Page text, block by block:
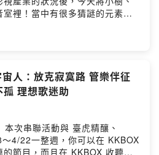
徐佑德／前娛樂重擊主編／無
林欣怡／台大外文、
roadtoallsenses/感官一條
裡！當中有很多猜謎的元素，
薦了不少好劇，甚至剖析了為
司共同創辦人
林欣怡／台大外文、
公司共同創辦人馬欣／影評人
mahsinpage感官一條
roadtoallsenses/感官一條
人：放克寂寞路 管樂伴征
理想歌迷助
本次串聯活動與 臺虎精釀、
4/22一整週，你可以在 KKBOX
的節目，而且在 KKBOX 收聽